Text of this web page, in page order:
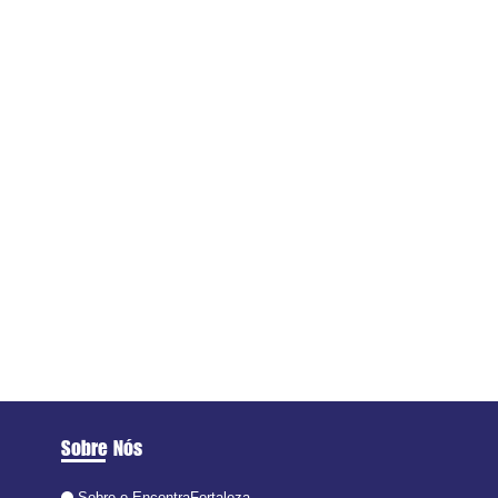
Sobre Nós